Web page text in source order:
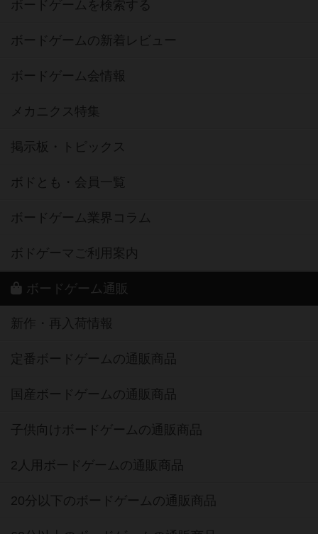
ボードゲームを検索する
ボードゲームの新着レビュー
ボードゲーム会情報
メカニクス特集
掲示板・トピックス
ボドとも・会員一覧
ボードゲーム業界コラム
ボドゲーマご利用案内
ボードゲーム通販
新作・再入荷情報
定番ボードゲームの通販商品
国産ボードゲームの通販商品
子供向けボードゲームの通販商品
2人用ボードゲームの通販商品
20分以下のボードゲームの通販商品